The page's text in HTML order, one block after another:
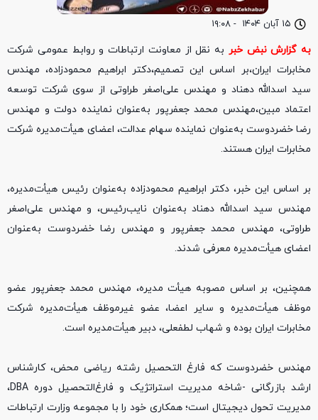
۱۵ آبان ۱۴۰۴ - ۱۹:۰۸
به گزارش نبض خبر به نقل از معاونت ارتباطات و روابط عمومی شرکت
مخابرات ایران،بر اساس این تصمیم،دکتر ابراهیم محمودزاده، مهندس
سید اسدالله دهناد و مهندس علی‌اصغر طراوتی از سوی شرکت توسعه
اعتماد مبین،مهندس محمد جعفرپور به‌عنوان نماینده دولت و مهندس
رضا خضردوست به‌عنوان نماینده سهام عدالت، اعضای هیأت‌مدیره شرکت
مخابرات ایران هستند.
بر اساس این خبر، دکتر ابراهیم محمودزاده به‌عنوان رئیس هیأت‌مدیره،
مهندس سید اسدالله دهناد به‌عنوان نایب‌رئیس، و مهندس علی‌اصغر
طراوتی، مهندس محمد جعفرپور و مهندس رضا خضردوست به‌عنوان
اعضای هیأت‌مدیره معرفی شدند.
همچنین، بر اساس مصوبه هیأت مدیره، مهندس محمد جعفرپور عضو
موظف هیأت‌مدیره و سایر اعضا، عضو غیرموظف هیأت‌مدیره شرکت
مخابرات ایران بوده و شهاب لطفعلی، دبیر هیأت‌مدیره است.
مهندس خضردوست که فارغ التحصیل رشته ریاضی محض، کارشناس
ارشد بازرگانی -شاخه مدیریت استراتژیک و فارغ‌التحصیل دوره DBA،
مدیریت تحول دیجیتال است؛ همکاری خود را با مجموعه وزارت ارتباطات